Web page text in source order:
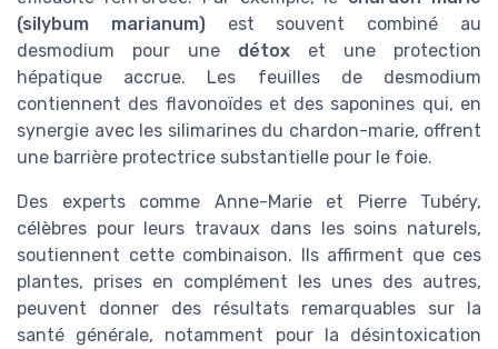
(silybum marianum)est souvent combiné au
desmodium pour une détox et une protection
hépatique accrue. Les feuilles de desmodium
contiennent des flavonoïdes et des saponines qui, en
synergie avec les silimarines du chardon-marie, offrent
une barrière protectrice substantielle pour le foie.
Des experts comme Anne-Marie et Pierre Tubéry,
célèbres pour leurs travaux dans les soins naturels,
soutiennent cette combinaison. Ils affirment que ces
plantes, prises en complément les unes des autres,
peuvent donner des résultats remarquables sur la
santé générale, notamment pour la désintoxication